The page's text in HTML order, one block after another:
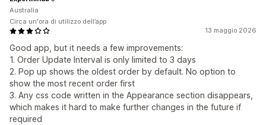
13 maggio 2026
Good app, but it needs a few improvements:
1. Order Update Interval is only limited to 3 days
2. Pop up shows the oldest order by default. No option to
show the most recent order first
3. Any css code written in the Appearance section disappears,
which makes it hard to make further changes in the future if
required
Australia
Circa un'ora di utilizzo dell’app